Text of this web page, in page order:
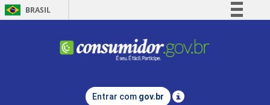
BRASIL
Comunica BR
Legislação
Entrar com gov.br